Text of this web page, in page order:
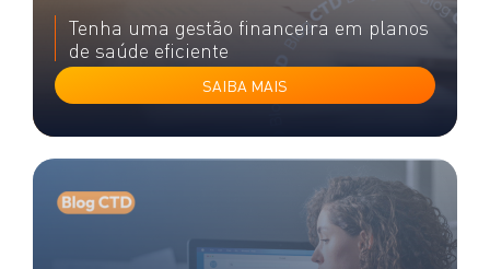
SAIBA MAIS
Tenha uma gestão financeira em planos
de saúde eficiente